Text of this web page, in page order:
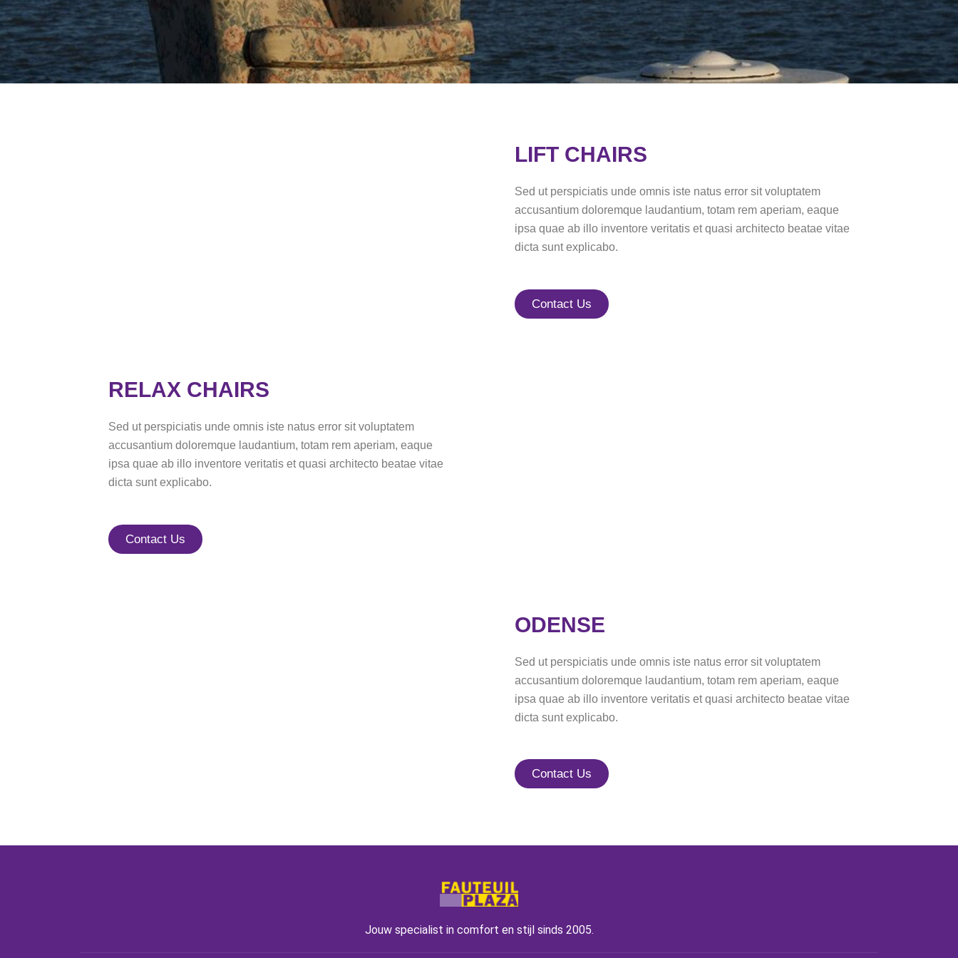
LIFT CHAIRS
Sed ut perspiciatis unde omnis iste natus error sit voluptatem
accusantium doloremque laudantium, totam rem aperiam, eaque
ipsa quae ab illo inventore veritatis et quasi architecto beatae vitae
dicta sunt explicabo.
Contact Us
RELAX CHAIRS
Sed ut perspiciatis unde omnis iste natus error sit voluptatem
accusantium doloremque laudantium, totam rem aperiam, eaque
ipsa quae ab illo inventore veritatis et quasi architecto beatae vitae
dicta sunt explicabo.
Contact Us
ODENSE​
Sed ut perspiciatis unde omnis iste natus error sit voluptatem
accusantium doloremque laudantium, totam rem aperiam, eaque
ipsa quae ab illo inventore veritatis et quasi architecto beatae vitae
dicta sunt explicabo.
Contact Us
Jouw specialist in comfort en stijl sinds 2005.